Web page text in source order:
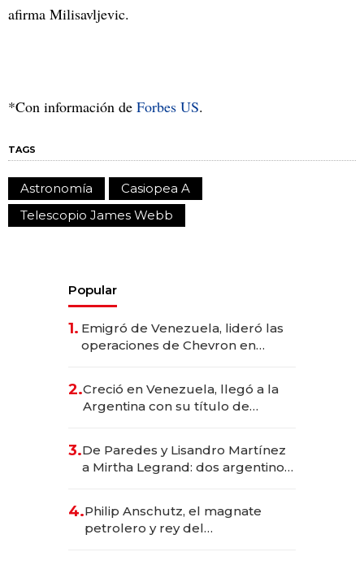
afirma Milisavljevic.
*Con información de Forbes US.
TAGS
Astronomía
Casiopea A
Telescopio James Webb
Popular
1. Emigró de Venezuela, lideró las
operaciones de Chevron en
2.Creció en Venezuela, llegó a la
Argentina con su título de
las marcas "fast premium"
3.De Paredes y Lisandro Martínez
a Mirtha Legrand: dos argentinos
4.Philip Anschutz, el magnate
petrolero y rey del